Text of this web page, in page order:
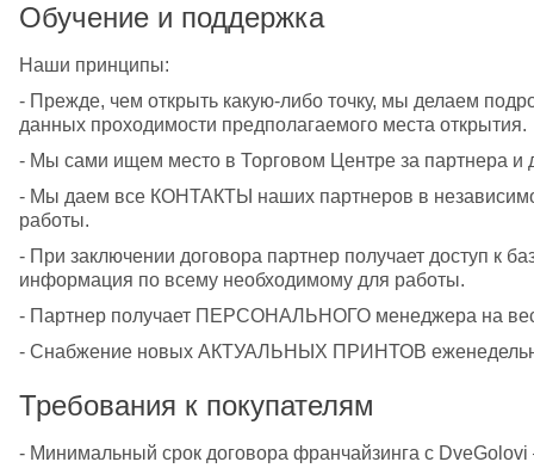
Обучение и поддержка
Наши принципы:
- Прежде, чем открыть какую-либо точку, мы делаем
данных проходимости предполагаемого места открытия.
- Мы сами ищем место в Торговом Центре за партнера и
- Мы даем все КОНТАКТЫ наших партнеров в
работы.
- При заключении договора партнер получает доступ к
информация по всему необходимому для работы.
- Партнер получает ПЕРСОНАЛЬНОГО менеджера на
- Снабжение новых АКТУАЛЬНЫХ ПРИНТОВ
Требования к покупателям
- Минимальный срок договора франчайзинга с DveGolovi